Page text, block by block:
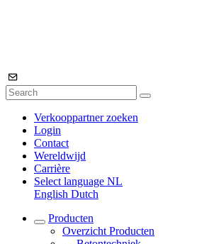
Verkooppartner zoeken
Login
Contact
Wereldwijd
Carrière
Select language NL
English Dutch
Producten
Overzicht Producten